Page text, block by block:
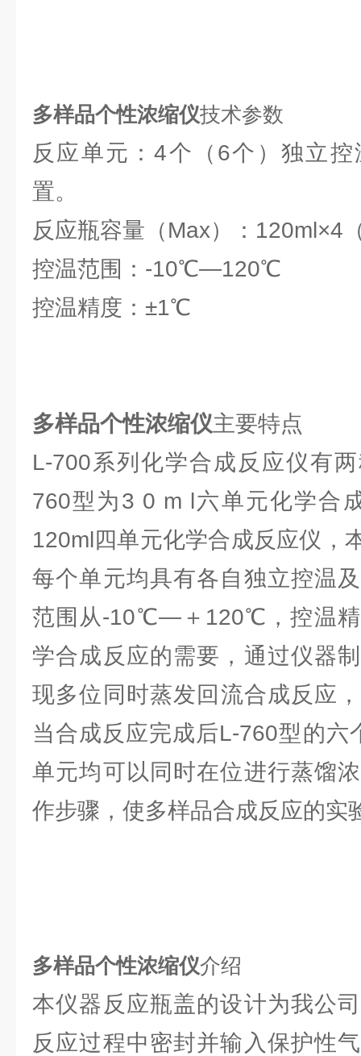
多样品个性浓缩仪技术参数
反应单元：4个（6个）独立
置。
反应瓶容量（Max）：120ml×4
控温范围：-10℃—120℃
控温精度：±1℃
多样品个性浓缩仪主要特点
L-700系列化学合成反应仪有
760型为3 0 m l六单元化学合
120ml四单元化学合成反应仪，
每个单元均具有各自独立控温
范围从-10℃—＋120℃，控温
学合成反应的需要，通过仪器
现多位同时蒸发回流合成反应
当合成反应完成后L-760型的六
单元均可以同时在位进行蒸馏
作步骤，使多样品合成反应的实
多样品个性浓缩仪介绍
本仪器反应瓶盖的设计为我公
反应过程中密封并输入保护性